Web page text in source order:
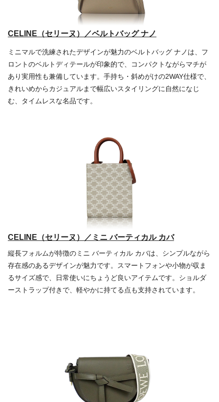
CELINE（セリーヌ）／ベルトバッグ ナノ
ミニマルで洗練されたデザインが魅力のベルトバッグ ナノは、フ
ロントのベルトディテールが印象的で、コンパクトながらマチが
あり実用性も兼備しています。手持ち・斜めがけの2WAY仕様で、
きれいめからカジュアルまで幅広いスタイリングに自然になじ
む、タイムレスな名品です。
CELINE（セリーヌ）／ミニ バーティカル カバ
縦長フォルムが特徴のミニ バーティカル カバは、シンプルながら
存在感のあるデザインが魅力です。スマートフォンや小物が収ま
るサイズ感で、日常使いにちょうど良いアイテムです。ショルダ
ーストラップ付きで、軽やかに持てる点も支持されています。